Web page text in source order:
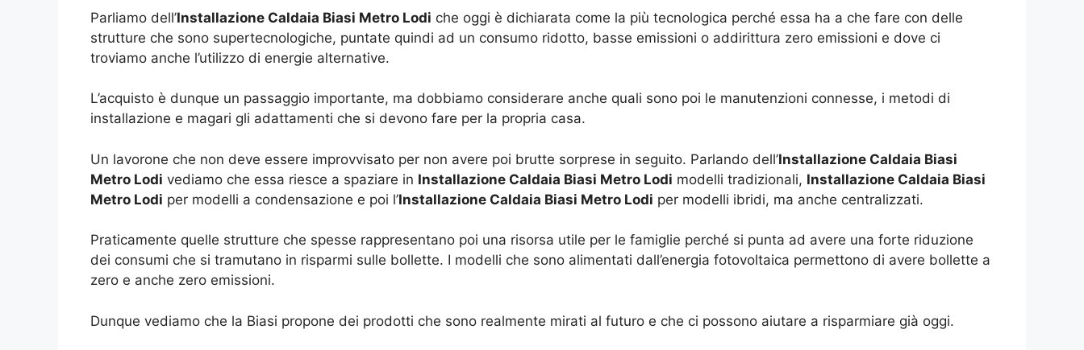
Parliamo dell’Installazione Caldaia Biasi Metro Lodi che oggi è dichiarata come la più tecnologica perché essa ha a che fare con delle
strutture che sono supertecnologiche, puntate quindi ad un consumo ridotto, basse emissioni o addirittura zero emissioni e dove ci
troviamo anche l’utilizzo di energie alternative.
L’acquisto è dunque un passaggio importante, ma dobbiamo considerare anche quali sono poi le manutenzioni connesse, i metodi di
installazione e magari gli adattamenti che si devono fare per la propria casa.
Un lavorone che non deve essere improvvisato per non avere poi brutte sorprese in seguito. Parlando dell’Installazione Caldaia Biasi
Metro Lodi vediamo che essa riesce a spaziare in Installazione Caldaia Biasi Metro Lodi modelli tradizionali, Installazione Caldaia Biasi
Metro Lodi per modelli a condensazione e poi l’Installazione Caldaia Biasi Metro Lodi per modelli ibridi, ma anche centralizzati.
Praticamente quelle strutture che spesse rappresentano poi una risorsa utile per le famiglie perché si punta ad avere una forte riduzione
dei consumi che si tramutano in risparmi sulle bollette. I modelli che sono alimentati dall’energia fotovoltaica permettono di avere bollette a
zero e anche zero emissioni.
Dunque vediamo che la Biasi propone dei prodotti che sono realmente mirati al futuro e che ci possono aiutare a risparmiare già oggi.